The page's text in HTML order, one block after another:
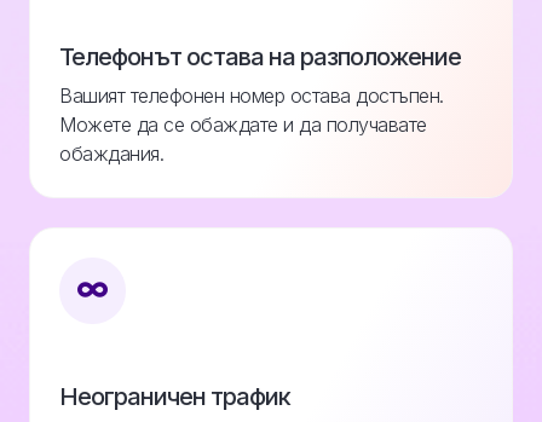
Телефонът остава на разположение
Вашият телефонен номер остава достъпен.
Можете да се обаждате и да получавате
обаждания.
Неограничен трафик